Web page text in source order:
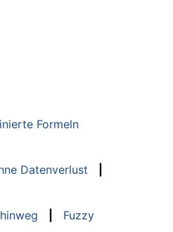
Formeln
Datenverlust
Fuzzy